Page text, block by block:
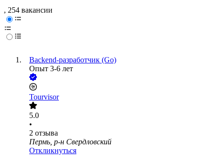
, 254 вакансии
Backend-разработчик (Go)
Опыт 3-6 лет
Tourvisor
5.0
•
2 отзыва
Пермь, р-н Свердловский
Откликнуться